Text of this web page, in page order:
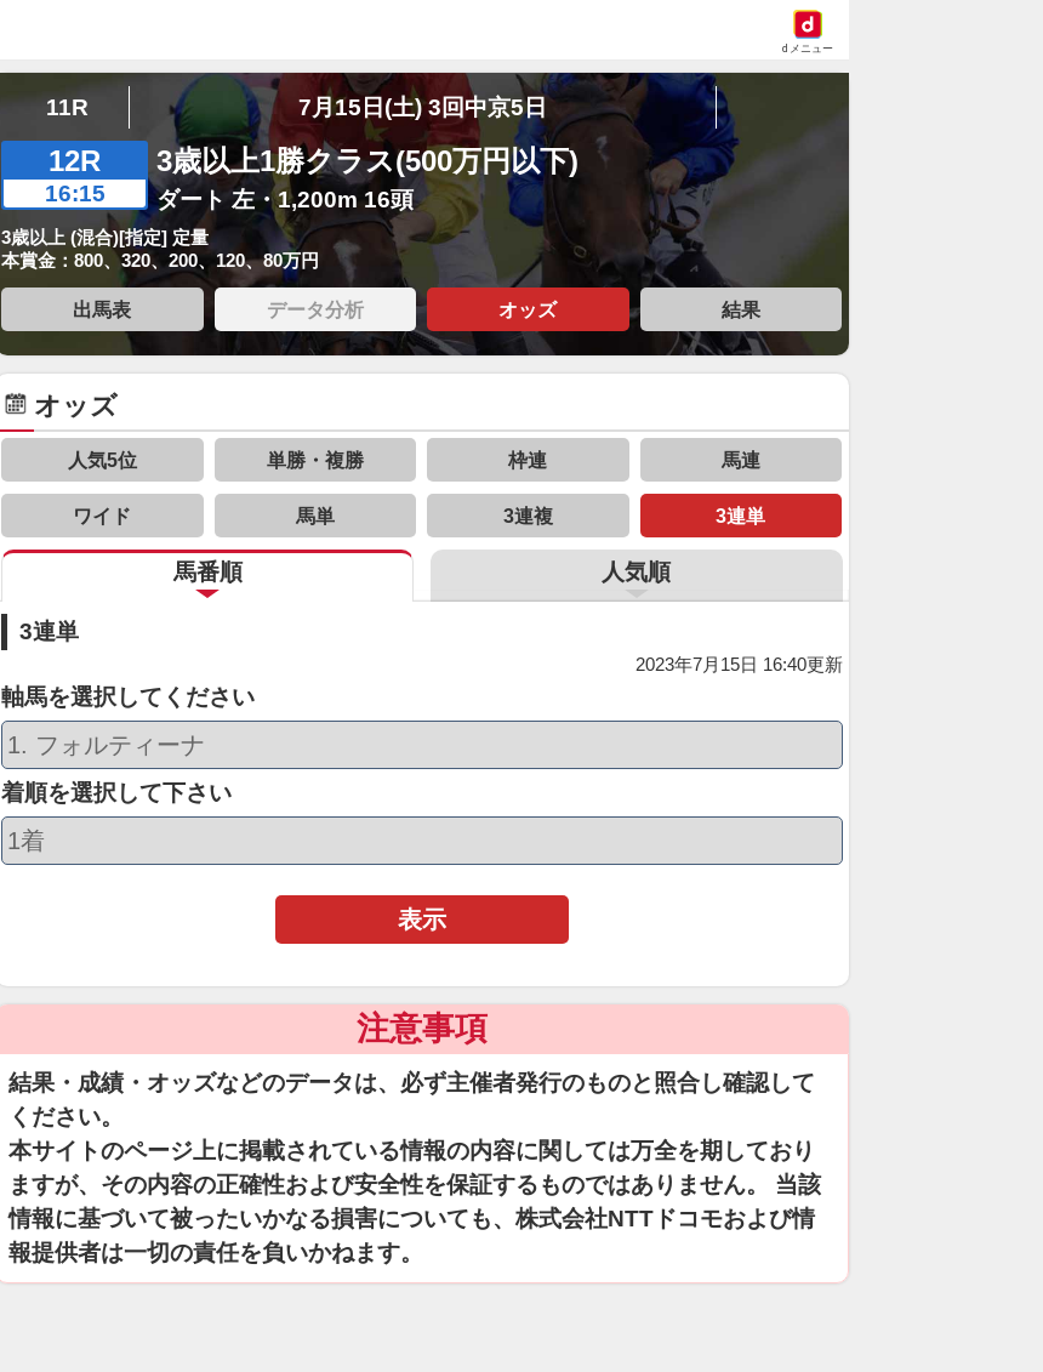
dメニュー
11R 7月15日(土) 3回中京5日
12R
16:15
3歳以上1勝クラス(500万円以下)
ダート 左・1,200m 16頭
3歳以上 (混合)[指定] 定量
本賞金：800、320、200、120、80万円
出馬表 データ分析 オッズ 結果
オッズ
人気5位 単勝・複勝 枠連 馬連
ワイド 馬単 3連複 3連単
馬番順 人気順
3連単
2023年7月15日 16:40更新
軸馬を選択してください
着順を選択して下さい
表示
注意事項
結果・成績・オッズなどのデータは、必ず主催者発行のものと照合し確認して
ください。
本サイトのページ上に掲載されている情報の内容に関しては万全を期しており
ますが、その内容の正確性および安全性を保証するものではありません。 当該
情報に基づいて被ったいかなる損害についても、株式会社NTTドコモおよび情
報提供者は一切の責任を負いかねます。